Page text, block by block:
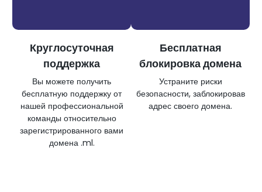
Круглосуточная
поддержка
Вы можете получить
бесплатную поддержку от
нашей профессиональной
команды относительно
зарегистрированного вами
домена .ml.
Бесплатная
блокировка домена
Устраните риски
безопасности, заблокировав
адрес своего домена.